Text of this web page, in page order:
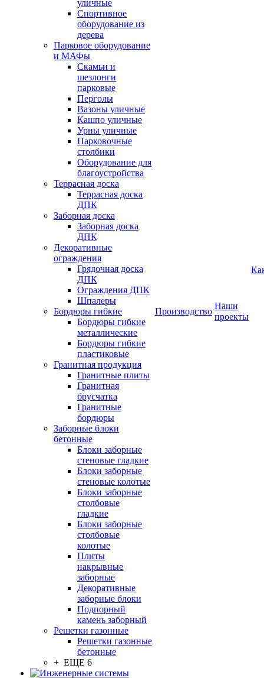
уличные
Спортивное
оборудование из
дерева
Парковое оборудование
и МАФы
Скамьи и
шезлонги
парковые
Перголы
Вазоны уличные
Кашпо уличные
Урны уличные
Парковочные
столбики
Оборудование для
благоустройства
Террасная доска
Террасная доска
ДПК
Заборная доска
Заборная доска
ДПК
Декоративные
ограждения
Грядочная доска
ДПК
Ограждения ДПК
Шпалеры
Бордюры гибкие
Бордюры гибкие
металлические
Бордюры гибкие
пластиковые
Гранитная продукция
Гранитные плиты
Гранитная
брусчатка
Гранитные
бордюры
Заборные блоки
бетонные
Блоки заборные
стеновые гладкие
Блоки заборные
стеновые колотые
Блоки заборные
столбовые
гладкие
Блоки заборные
столбовые
колотые
Плиты
накрывные
заборные
Декоративные
заборные блоки
Подпорный
камень заборный
Решетки газонные
Решетки газонные
бетонные
+ ЕЩЕ 6
Производство
Наши
проекты